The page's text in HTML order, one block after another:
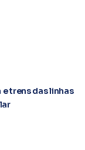
e trens das linhas